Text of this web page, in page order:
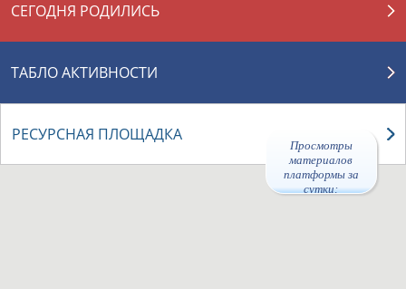
Просмотры
материалов
платформы за
сутки:
СЕГОДНЯ РОДИЛИСЬ
ТАБЛО АКТИВНОСТИ
РЕСУРСНАЯ ПЛОЩАДКА